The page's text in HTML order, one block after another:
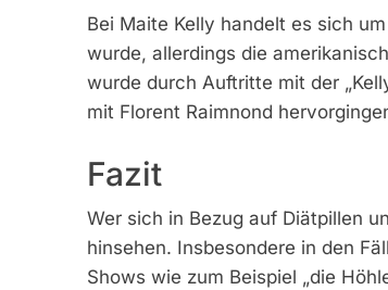
Bei Maite Kelly handelt es sich
wurde, allerdings die
wurde durch Auftritte mit der
mit Florent Raimnond
Fazit
Wer sich in Bezug auf Diätpillen
hinsehen. Insbesondere in den
Shows wie zum Beispiel „die